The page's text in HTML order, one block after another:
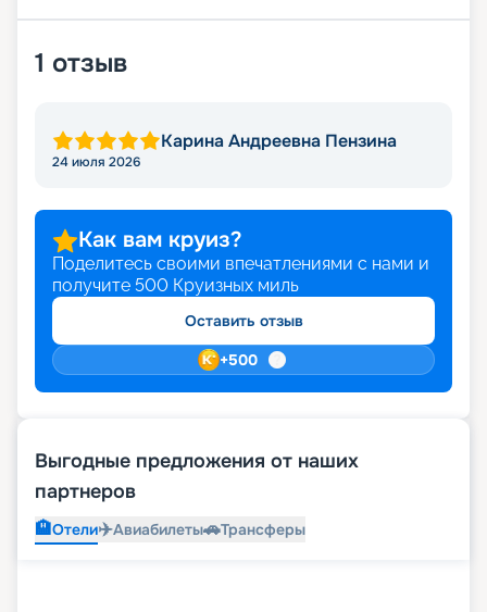
1 отзыв
Карина Андреевна Пензина
24 июля 2026
Как вам круиз?
Поделитесь своими впечатлениями с нами и
получите 500 Круизных миль
Оставить отзыв
+500
Выгодные предложения от наших
партнеров
🏨Отели✈️Авиабилеты🚗Трансферы